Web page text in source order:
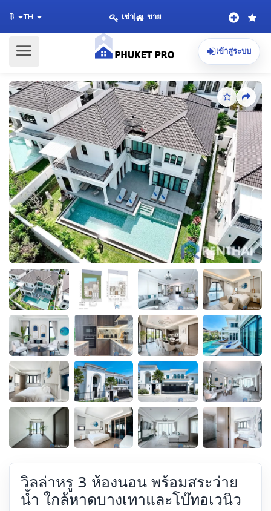
฿ TH เช่า| ขาย
เข้าสู่ระบบ
วิลล่าหรู 3 ห้องนอน พร้อมสระว่าย
น้ำ ใกล้หาดบางเทาและโบ๊ทอเวนิว